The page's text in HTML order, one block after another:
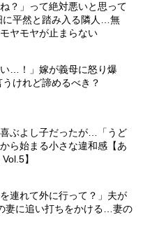
？」って絶対悪いと思って
平然と踏み入る隣人…無
ヤモヤが止まらない
い…！」嫁が義母に怒り爆
けれど諦めるべき？
ぶよし子だったが…「うど
ら始まる小さな違和感【あ
】
連れて外に行って？」夫が
妻に追い打ちをかける…妻の